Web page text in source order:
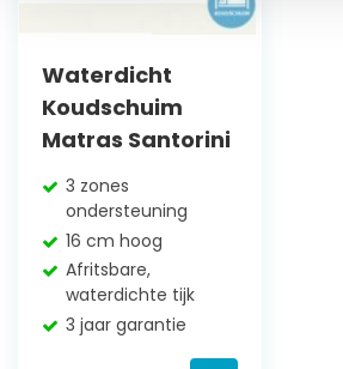
Waterdicht
Koudschuim
Matras Santorini
3 zones
ondersteuning
16 cm hoog
Afritsbare,
waterdichte tijk
3 jaar garantie